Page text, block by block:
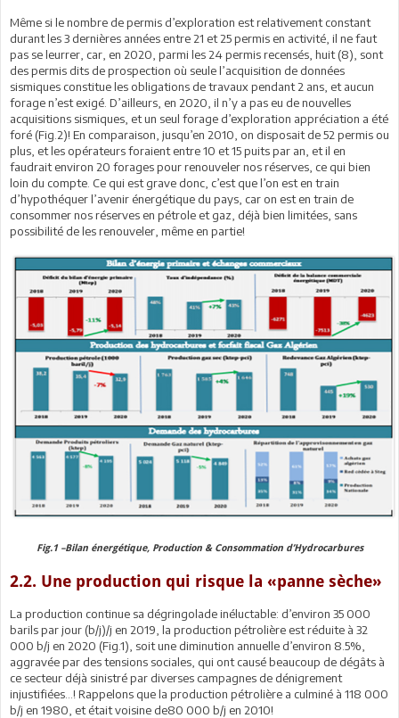
Même si le nombre de permis d’exploration est relativement constant
durant les 3 dernières années entre 21 et 25 permis en activité, il ne faut
pas se leurrer, car, en 2020, parmi les 24 permis recensés, huit (8), sont
des permis dits de prospection où seule l’acquisition de données
sismiques constitue les obligations de travaux pendant 2 ans, et aucun
forage n’est exigé. D’ailleurs, en 2020, il n’y a pas eu de nouvelles
acquisitions sismiques, et un seul forage d’exploration appréciation a été
foré (Fig.2)! En comparaison, jusqu’en 2010, on disposait de 52 permis ou
plus, et les opérateurs foraient entre 10 et 15 puits par an, et il en
faudrait environ 20 forages pour renouveler nos réserves, ce qui bien
loin du compte. Ce qui est grave donc, c’est que l’on est en train
d’hypothéquer l’avenir énergétique du pays, car on est en train de
consommer nos réserves en pétrole et gaz, déjà bien limitées, sans
possibilité de les renouveler, même en partie!
Fig.1 –Bilan énergétique, Production & Consommation d’Hydrocarbures
2.2. Une production qui risque la «panne sèche»
La production continue sa dégringolade inéluctable: d’environ 35 000
barils par jour (b/j)/j en 2019, la production pétrolière est réduite à 32
000 b/j en 2020 (Fig.1), soit une diminution annuelle d’environ 8.5%,
aggravée par des tensions sociales, qui ont causé beaucoup de dégâts à
ce secteur déjà sinistré par diverses campagnes de dénigrement
injustifiées...! Rappelons que la production pétrolière a culminé à 118 000
b/j en 1980, et était voisine de80 000 b/j en 2010!